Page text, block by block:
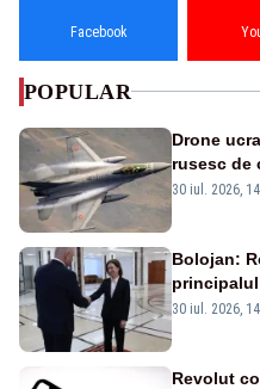
Facebook
POPULAR
Drone
rusesc de
30 iul. 2026,
Bolojan:
Moldova
30 iul. 2026,
Revolut